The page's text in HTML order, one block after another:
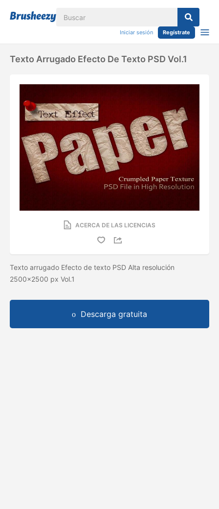
Iniciar sesión Regístrate
Texto Arrugado Efecto De Texto PSD Vol.1
ACERCA DE LAS LICENCIAS
Texto arrugado Efecto de texto PSD Alta resolución
2500x2500 px Vol.1
Descarga gratuita